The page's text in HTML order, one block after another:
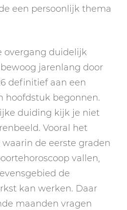
een persoonlijk thema
overgang duidelijk
jarenlang door
definitief aan een
hoofdstuk begonnen.
duiding kijk je niet
Vooral het
de eerste graden
vallen,
de
kan werken. Daar
maanden vragen